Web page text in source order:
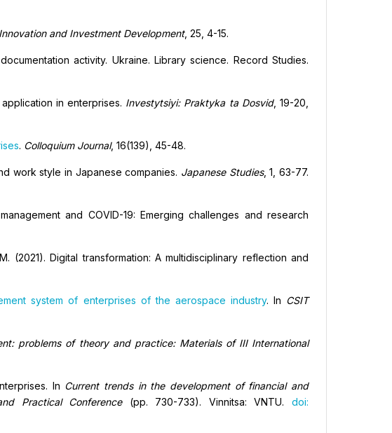
and Investment Development, 25, 4-15.
activity. Ukraine. Library science. Record Studies.
in enterprises. Investytsiyi: Praktyka ta Dosvid, 19-20,
. Colloquium Journal, 16(139), 45-48.
work style in Japanese companies. Japanese Studies, 1, 63-77.
and COVID-19: Emerging challenges and research
(2021). Digital transformation: A multidisciplinary reflection and
system of enterprises of the aerospace industry. In CSIT
problems of theory and practice: Materials of III International
In Current trends in the development of financial and
Practical Conference(pp. 730-733). Vinnitsa: VNTU.doi: